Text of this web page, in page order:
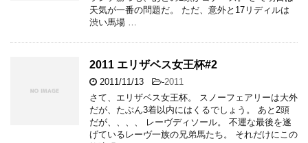
天気が一番の問題だ。 ただ、意外と17リディルは
渋い馬場 …
2011 エリザベス女王杯#2
2011/11/13 -2011
さて、エリザベス女王杯。 スノーフェアリーは大外
だが、たぶん3着以内にはくるでしょう。 あと2頭
だが、、、、 レーヴディソール。 不運な最後を遂
げているレーヴ一族の兄弟馬たち。 それだけにこの